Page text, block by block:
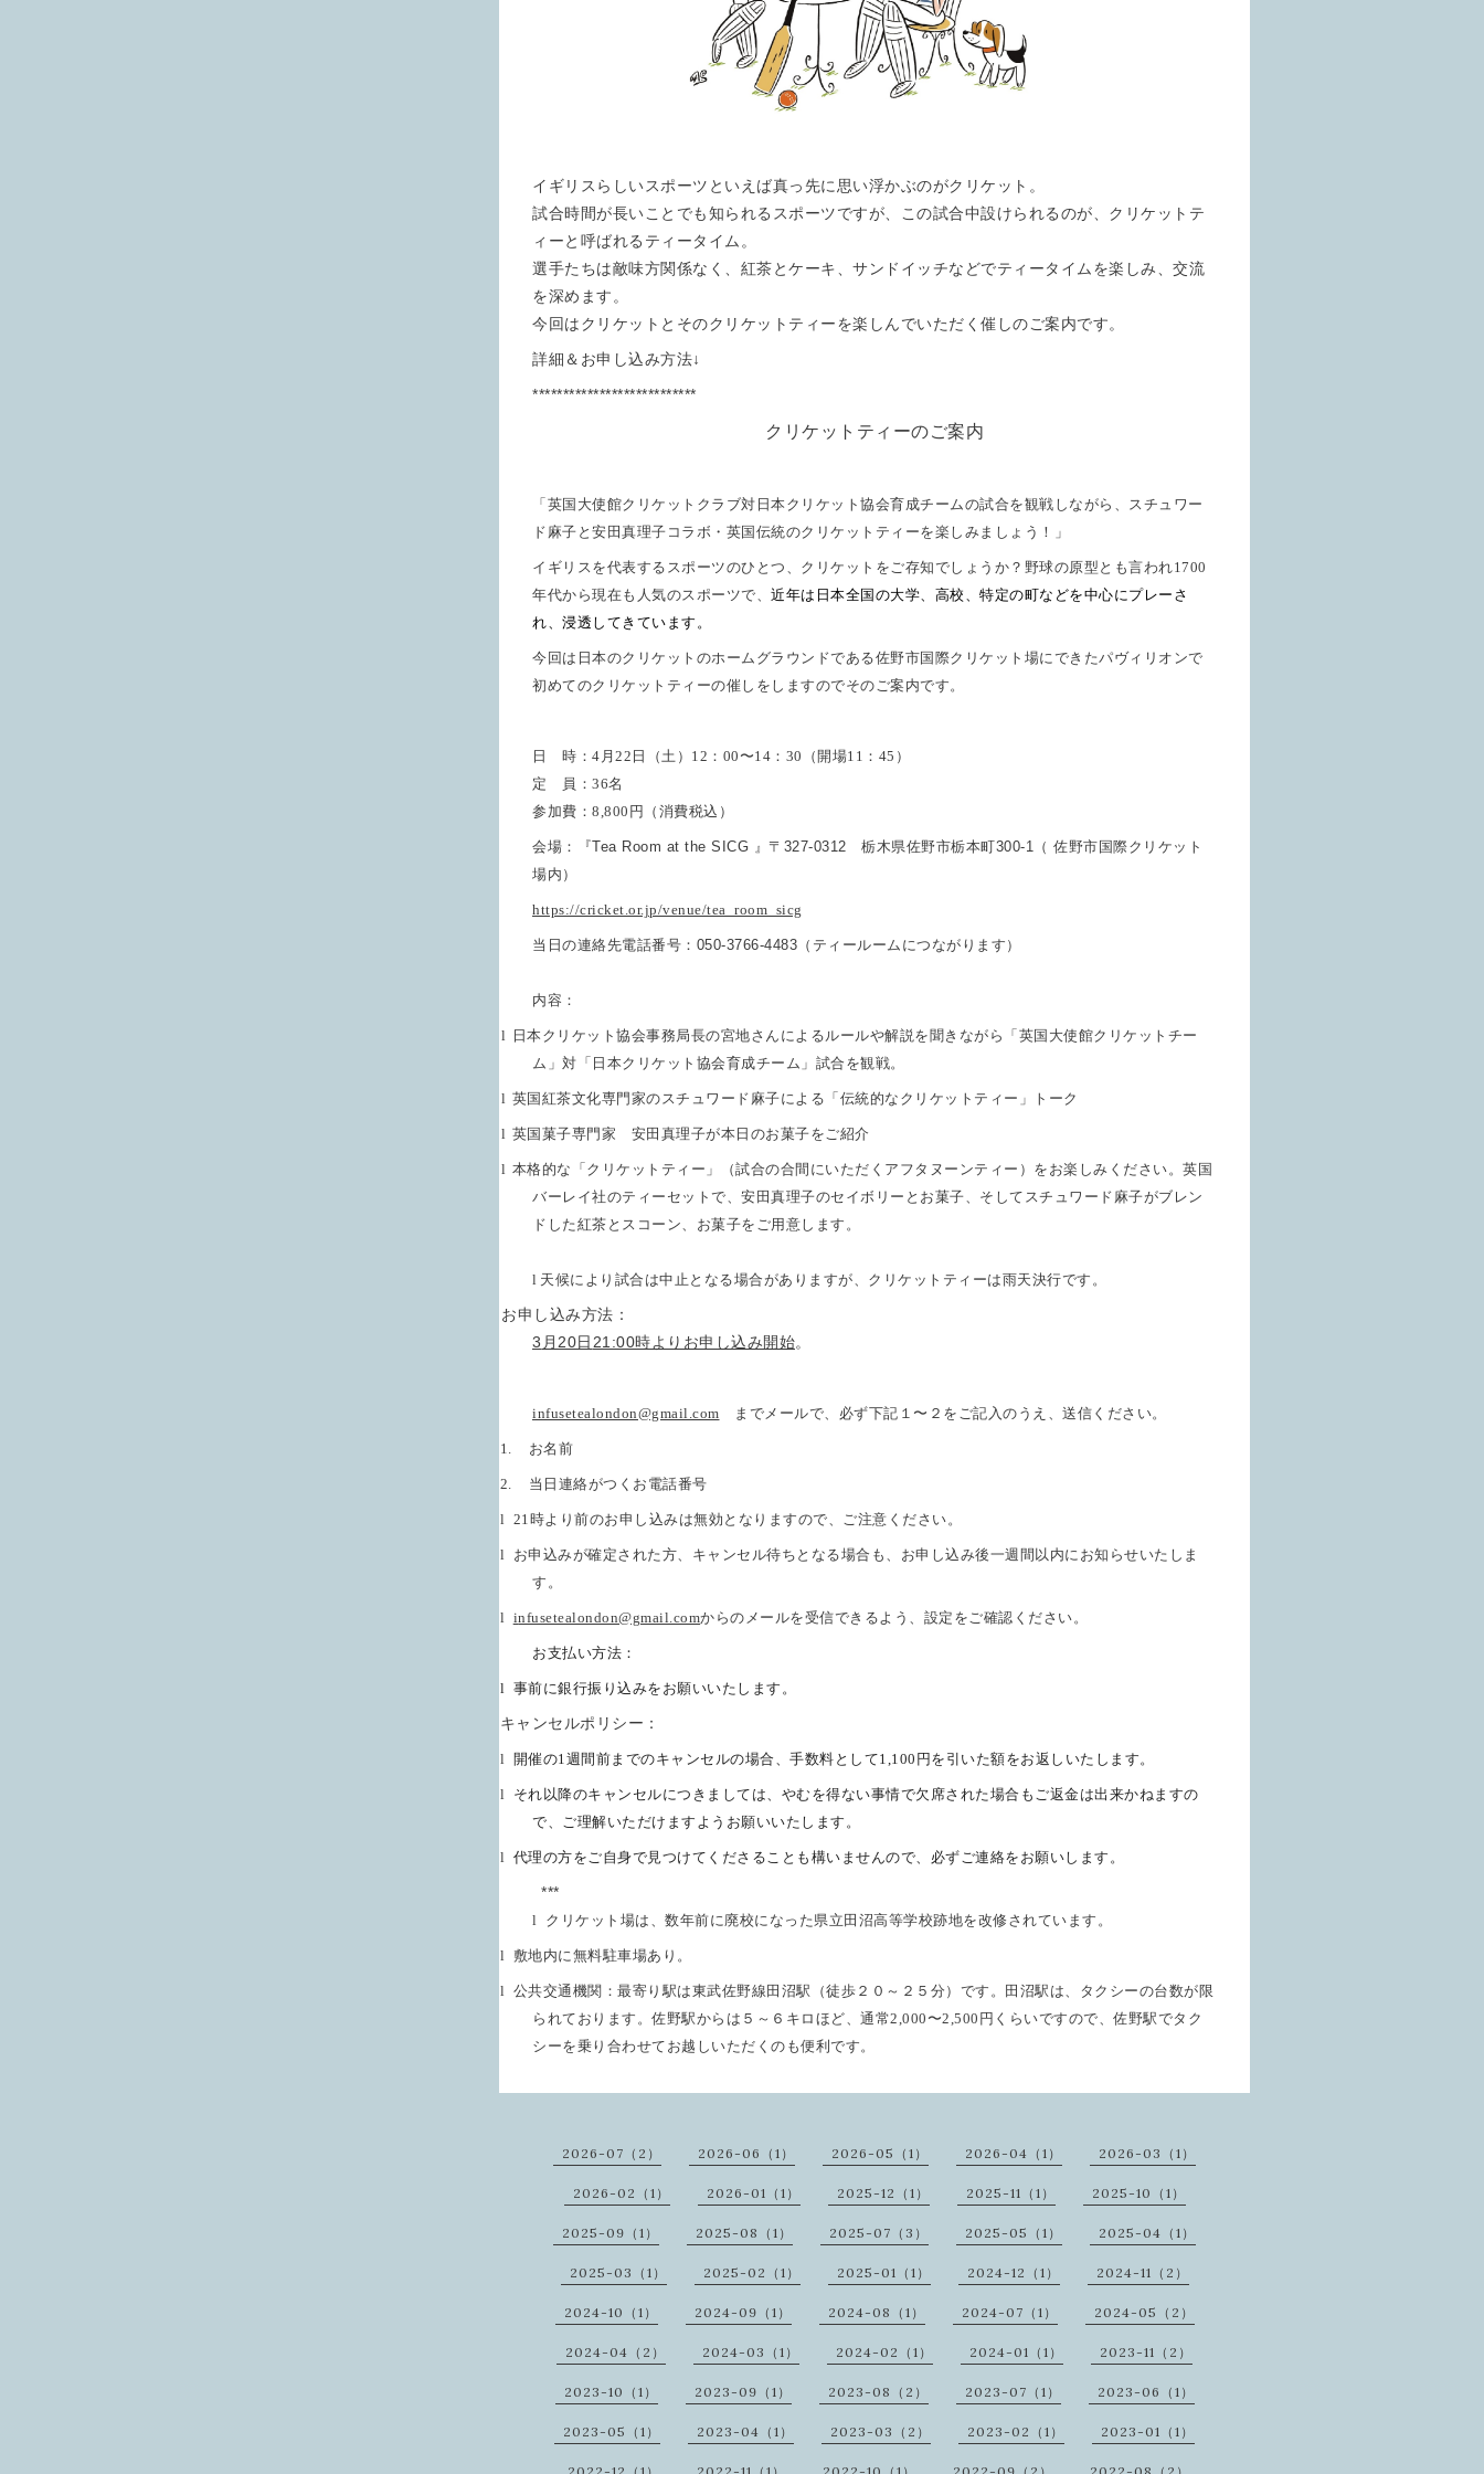
イギリスらしいスポーツといえば真っ先に思い浮かぶのがクリケット。
試合時間が長いことでも知られるスポーツですが、この試合中設けられるのが、クリケットテ
ィーと呼ばれるティータイム。
選手たちは敵味方関係なく、紅茶とケーキ、サンドイッチなどでティータイムを楽しみ、交流
を深めます。
今回はクリケットとそのクリケットティーを楽しんでいただく催しのご案内です。
詳細＆お申し込み方法↓
***************************
クリケットティーのご案内
「英国大使館クリケットクラブ対日本クリケット協会育成チームの試合を観戦しながら、スチュワー
ド麻子と安田真理子コラボ・英国伝統のクリケットティーを楽しみましょう！」
イギリスを代表するスポーツのひとつ、クリケットをご存知でしょうか？野球の原型とも言われ1700
年代から現在も人気のスポーツで、 近年は日本全国の大学、高校、特定の町などを中心にプレーさ
れ、浸透してきています。
今回は日本のクリケットのホームグラウンドである佐野市国際クリケット場にできたパヴィリオンで
初めてのクリケットティーの催しをしますのでそのご案内です。
日 時： 4 月 22 日（土） 12 ： 00 〜14 ： 30 （開場11 ： 45 ）
定 員： 36名
参加費： 8 800 円（消費税込）
会場： 『Tea Room at the SICG 』 〒 327-0312 栃木県佐野市栃本町300-1
（ 佐野市国際クリケット
場内）
https://cricket.or.jp/venue/tea_room_sicg
当日の連絡先電話番号： 050-3766-4483 （ティールームにつながります）
内容：
l
日本クリケット協会事務局長の宮地さんによるルールや解説を聞きながら「英国大使館クリケットチー
ム」対「 日本クリケット協会育成チーム 」試合を観戦。
l 英国紅茶文化専門家のスチュワード麻子による「伝統的なクリケットティー」トーク
l 英国菓子専門家 安田真理子が本日のお菓子をご紹介
l 本格的な「クリケットティー」（試合の合間にいただくアフタヌーンティー）をお楽しみください。英国
バーレイ社のティーセットで、安田真理子のセイボリーとお菓子、そしてスチュワード麻子がブレン
ドした紅茶とスコーン、お菓子をご用意します。
l 天候により試合は中止となる場合がありますが、クリケットティーは雨天決行です。
お申し込み方法：
3 月 20日 21:00時よりお申し込み開始。
infusetealondon@gmail.com までメールで、 必ず下記１〜２をご記入のうえ、送信ください。
1. お名前
2. 当日連絡がつくお電話番号
l 21 時より前のお申し込みは無効となりますので、ご注意ください。
l
お申込みが確定された方、キャンセル待ちとなる場合も、お申し込み後一週間以内にお知らせいたしま
す。
l infusetealondon@gmail.comからのメールを受信できるよう、設定をご確認ください。
お支払い方法：
l 事前に銀行振り込みをお願いいたします。
キャンセルポリシー：
l 開催の1 週間前までのキャンセルの場合、手数料として1,100 円を引いた額をお返しいたします。
l
それ以降のキャンセルにつきましては、やむを得ない事情で欠席された場合もご返金は出来かねますの
で、ご理解いただけますようお願いいたします。
l 代理の方をご自身で見つけてくださることも構いませんので、必ずご連絡をお願いします。
***
l クリケット場は、数年前に廃校になった県立田沼高等学校跡地を改修されています。
l 敷地内に無料駐車場あり。
l 公共交通機関：最寄り駅は東武佐野線田沼駅（徒歩２０～２５分）です。田沼駅は、タクシーの台数が限
られております。佐野駅からは５～６キロほど、通常2,000 〜2,500 円くらいですので、佐野駅でタク
シーを乗り合わせてお越しいただくのも便利です。
2026-07（2） 2026-06（1） 2026-05（1） 2026-04（1） 2026-03（1）
2026-02（1） 2026-01（1） 2025-12（1） 2025-11（1） 2025-10（1）
2025-09（1） 2025-08（1） 2025-07（3） 2025-05（1） 2025-04（1）
2025-03（1） 2025-02（1） 2025-01（1） 2024-12（1） 2024-11（2）
2024-10（1） 2024-09（1） 2024-08（1） 2024-07（1） 2024-05（2）
2024-04（2） 2024-03（1） 2024-02（1） 2024-01（1） 2023-11（2）
2023-10（1） 2023-09（1） 2023-08（2） 2023-07（1） 2023-06（1）
2023-05（1） 2023-04（1） 2023-03（2） 2023-02（1） 2023-01（1）